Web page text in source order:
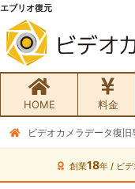
エブリオ復元
HOME 料金
無料初期診断お申込
ビデオカメラ デー
ビデオカメラデータ復旧
創業18年 / ビ